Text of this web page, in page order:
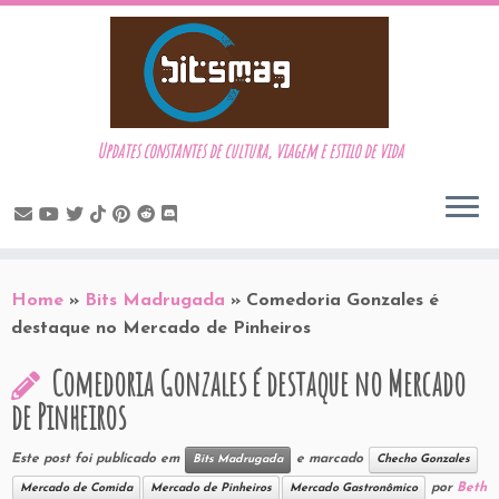
to
content
Updates constantes de cultura, viagem e estilo de vida
Home » Bits Madrugada » Comedoria Gonzales é
destaque no Mercado de Pinheiros
Comedoria Gonzales é destaque no Mercado
de Pinheiros
Este post foi publicado em Bits Madrugada e marcado Checho Gonzales
Mercado de Comida Mercado de Pinheiros Mercado Gastronômico por Beth